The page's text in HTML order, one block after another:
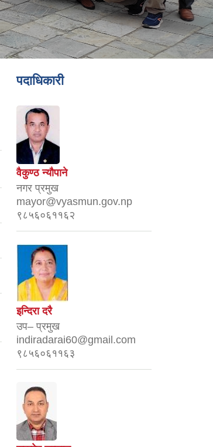
पदाधिकारी
वैकुण्ठ न्यौपाने
नगर प्रमुख
mayor@vyasmun.gov.np
९८५६०६११६२
इन्दिरा दरै
उप– प्रमुख
indiradarai60@gmail.com
९८५६०६११६३